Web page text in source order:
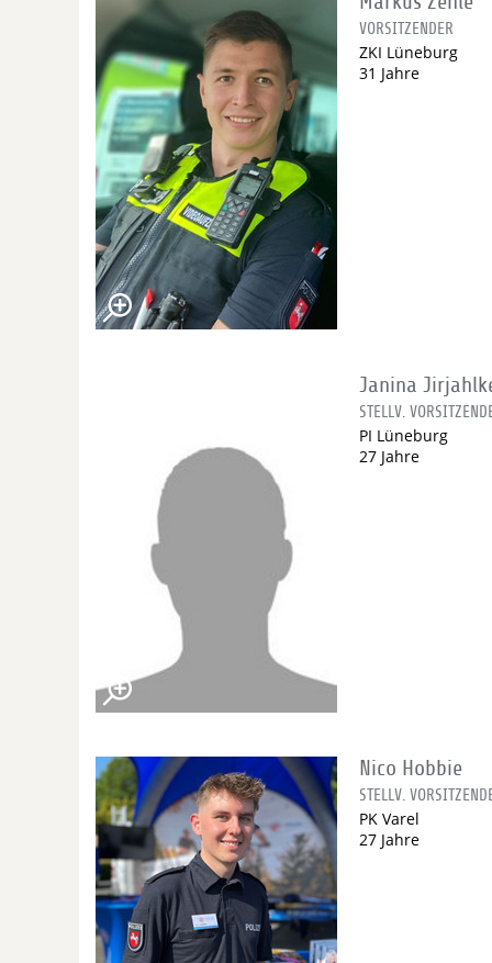
VORSITZENDER
ZKI Lüneburg
31 Jahre
Janina
STELLV.
PI Lüneburg
27 Jahre
Nico Hobbie
STELLV.
PK Varel
27 Jahre